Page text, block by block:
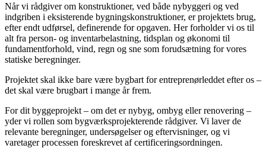
Når vi rådgiver om konstruktioner, ved både nybyggeri og ved
indgriben i eksisterende bygningskonstruktioner, er projektets brug,
efter endt udførsel, definerende for opgaven. Her forholder vi os til
alt fra person- og inventarbelastning, tidsplan og økonomi til
fundamentforhold, vind, regn og sne som forudsætning for vores
statiske beregninger.
Projektet skal ikke bare være bygbart for entreprenørleddet efter os –
det skal være brugbart i mange år frem.
For dit byggeprojekt – om det er nybyg, ombyg eller renovering –
yder vi rollen som bygværksprojekterende rådgiver. Vi laver de
relevante beregninger, undersøgelser og eftervisninger, og vi
varetager processen foreskrevet af certificeringsordningen.